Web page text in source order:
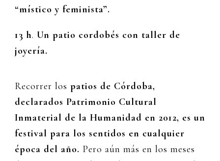
“místico y feminista”.
13 h. Un patio cordobés con taller de
joyería.
Recorrer los patios de Córdoba,
declarados Patrimonio Cultural
Inmaterial de la Humanidad en 2012, es un
festival para los sentidos en cualquier
época del año. Pero aún más en los meses